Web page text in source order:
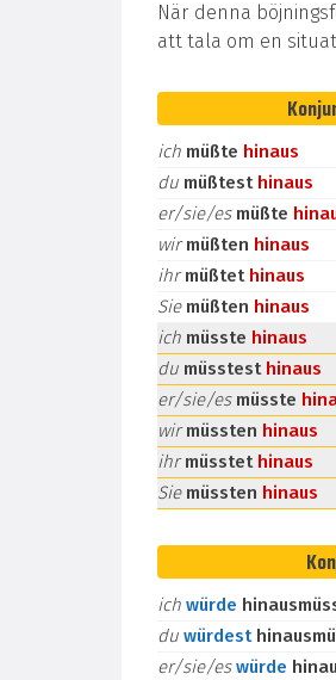
När denna
att tala om en
ich müßte hinaus
du müßtest hinaus
er/sie/es müßte
wirmüßten hinaus
ihrmüßtet hinaus
Sie müßten hinaus
ich müsste hinaus
du müsstest hinaus
er/sie/es müsste
wirmüssten hinaus
ihrmüsstet hinaus
Sie müssten hinaus
ich würde
du würdest
er/sie/eswürde